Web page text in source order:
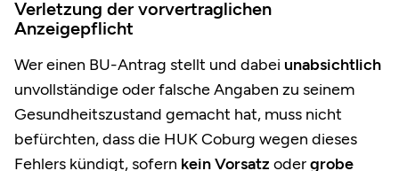
Verletzung der vorvertraglichen
Anzeigepflicht
Wer einen BU-Antrag stellt und dabei unabsichtlich
unvollständige oder falsche Angaben zu seinem
Gesundheitszustand gemacht hat, muss nicht
befürchten, dass die HUK Coburg wegen dieses
Fehlers kündigt, sofern kein Vorsatz odergrobe